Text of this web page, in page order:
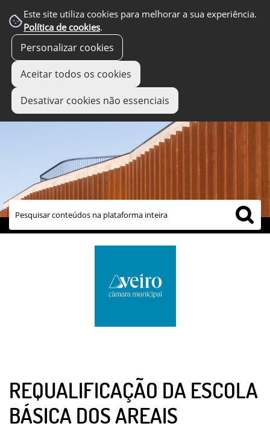
Este site utiliza cookies para melhorar a sua experiência.
Política de cookies.
Personalizar cookies
Aceitar todos os cookies
Desativar cookies não essenciais
links úteis
REQUALIFICAÇÃO DA ESCOLA
BÁSICA DOS AREAIS